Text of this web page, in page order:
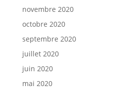
novembre 2020
octobre 2020
septembre 2020
juillet 2020
juin 2020
mai 2020